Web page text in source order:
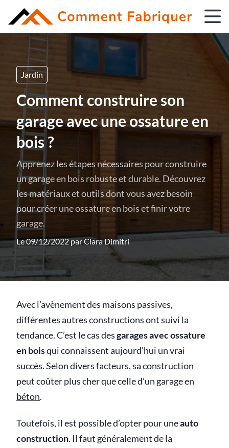
Jardin
Comment construire son
garage avec une ossature en
bois ?
Apprenez les étapes nécessaires pour construire
un garage en bois robuste et durable. Découvrez
les matériaux et outils dont vous avez besoin
pour créer une ossature en bois et finir votre
garage.
Le 09/12/2022 parClara Dimitri
Avec l’avènement des maisons passives,
différentes autres constructions ont suivi la
tendance. C’est le cas desgarages avec ossature
en boisqui connaissent aujourd’hui un vrai
succès. Selon divers facteurs, sa construction
peut coûter plus cher que celle d’un garage en
béton.
Toutefois, il est possible d’opter pour uneauto
construction. Il faut généralement de la